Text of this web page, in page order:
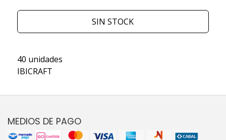
SIN STOCK
40 unidades
IBICRAFT
MEDIOS DE PAGO